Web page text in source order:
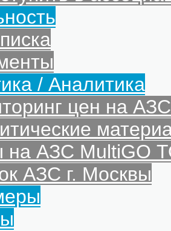
/ Аналитика
цен на
на АЗС MultiGO
АЗС г. Москвы